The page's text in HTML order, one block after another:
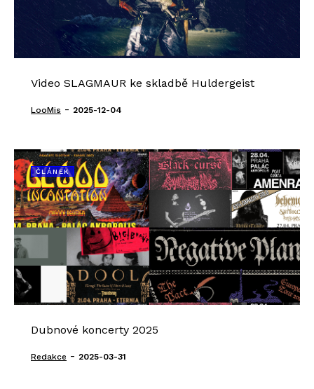
Video SLAGMAUR ke skladbě Huldergeist
LooMis - 2025-12-04
ČLÁNEK
Dubnové koncerty 2025
Redakce - 2025-03-31